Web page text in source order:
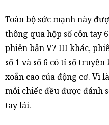
Toàn bộ sức mạnh này
thông qua hộp số côn tay
phiên bản V7 III khác,
số 1 và số 6 có tỉ số
xoắn cao của động cơ. Vì
mỗi chiếc đều được đánh
tay lái.